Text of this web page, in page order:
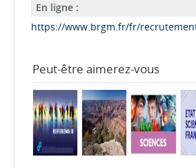
En ligne :
https://www.brgm.fr/fr/
Peut-être aimerez-vous